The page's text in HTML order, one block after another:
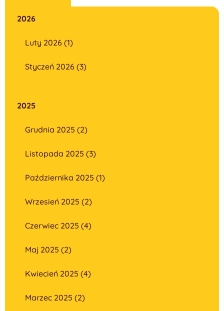
2026
Luty 2026 (1)
Styczeń 2026 (3)
2025
Grudnia 2025 (2)
Listopada 2025 (3)
Października 2025 (1)
Wrzesień 2025 (2)
Czerwiec 2025 (4)
Maj 2025 (2)
Kwiecień 2025 (4)
Marzec 2025 (2)